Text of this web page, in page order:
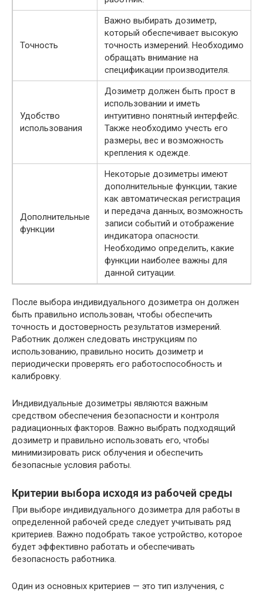
Точность
Важно выбирать дозиметр,
который обеспечивает высокую
точность измерений. Необходимо
обращать внимание на
спецификации производителя.
Удобство
использования
Дозиметр должен быть прост в
использовании и иметь
интуитивно понятный интерфейс.
Также необходимо учесть его
размеры, вес и возможность
крепления к одежде.
Дополнительные
функции
Некоторые дозиметры имеют
дополнительные функции, такие
как автоматическая регистрация
и передача данных, возможность
записи событий и отображение
индикатора опасности.
Необходимо определить, какие
функции наиболее важны для
данной ситуации.
После выбора индивидуального дозиметра он должен
быть правильно использован, чтобы обеспечить
точность и достоверность результатов измерений.
Работник должен следовать инструкциям по
использованию, правильно носить дозиметр и
периодически проверять его работоспособность и
калибровку.
Индивидуальные дозиметры являются важным
средством обеспечения безопасности и контроля
радиационных факторов. Важно выбрать подходящий
дозиметр и правильно использовать его, чтобы
минимизировать риск облучения и обеспечить
безопасные условия работы.
Критерии выбора исходя из рабочей среды
При выборе индивидуального дозиметра для работы в
определенной рабочей среде следует учитывать ряд
критериев. Важно подобрать такое устройство, которое
будет эффективно работать и обеспечивать
безопасность работника.
Один из основных критериев — это тип излучения, с